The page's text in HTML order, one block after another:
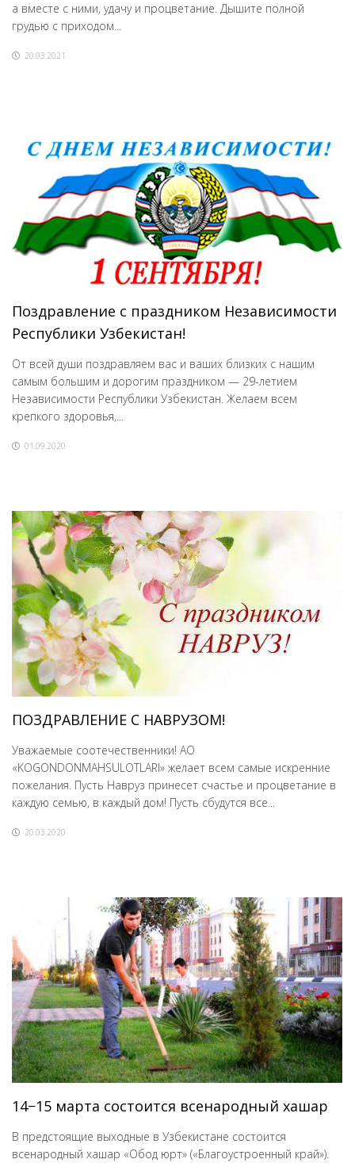
а вместе с ними, удачу и процветание. Дышите полной
грудью с приходом...
20.03.2021
Поздравление с праздником Независимости
Республики Узбекистан!
От всей души поздравляем вас и ваших близких с нашим
самым большим и дорогим праздником — 29-летием
Независимости Республики Узбекистан. Желаем всем
крепкого здоровья,...
01.09.2020
ПОЗДРАВЛЕНИЕ С НАВРУЗОМ!
Уважаемые соотечественники! АО
«KOGONDONMAHSULOTLARI» желает всем самые искренние
пожелания. Пусть Навруз принесет счастье и процветание в
каждую семью, в каждый дом! Пусть сбудутся все...
20.03.2020
14−15 марта состоится всенародный хашар
В предстоящие выходные в Узбекистане состоится
всенародный хашар «Обод юрт» («Благоустроенный край»).